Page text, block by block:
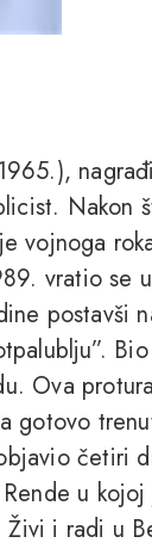
Nakon
vojnoga
vratio se
postavši
Ova
gotovo
četiri
u
i radi u